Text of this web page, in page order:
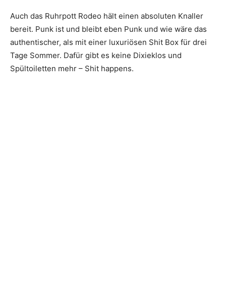
Auch das Ruhrpott Rodeo hält einen absoluten Knaller
bereit. Punk ist und bleibt eben Punk und wie wäre das
authentischer, als mit einer luxuriösen Shit Box für drei
Tage Sommer. Dafür gibt es keine Dixieklos und
Spültoiletten mehr – Shit happens.